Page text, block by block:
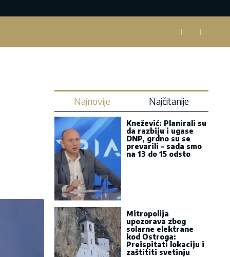
Najnovije Najčitanije
Knežević: Planirali su
da razbiju i ugase
DNP, grdno su se
prevarili - sada smo
na 13 do 15 odsto
Mitropolija
upozorava zbog
solarne elektrane
kod Ostroga:
Preispitati lokaciju i
zaštititi svetinju